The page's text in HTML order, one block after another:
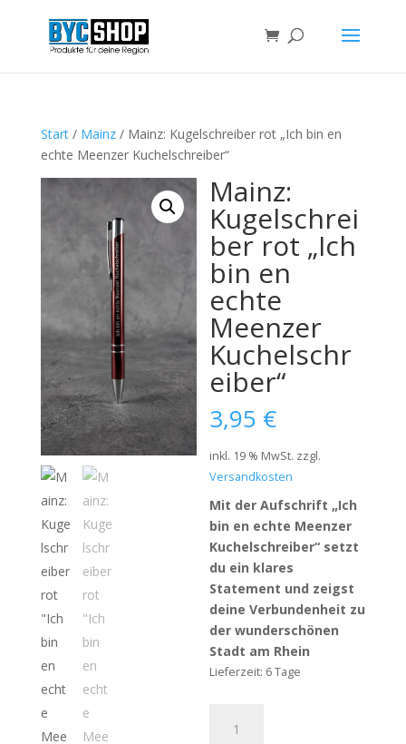
Start/ Mainz/ Mainz: Kugelschreiber rot „Ich bin en
echte Meenzer Kuchelschreiber“
Mainz:
Kugelschrei
ber rot „Ich
bin en
echte
Meenzer
Kuchelschr
eiber“
3,95 €
inkl. 19 % MwSt. zzgl.
Versandkosten
Mit der Aufschrift „Ich
bin en echte Meenzer
Kuchelschreiber“ setzt
du ein klares
Statement und zeigst
deine Verbundenheit zu
der wunderschönen
Stadt am Rhein
Lieferzeit: 6 Tage
Kugelschreiber